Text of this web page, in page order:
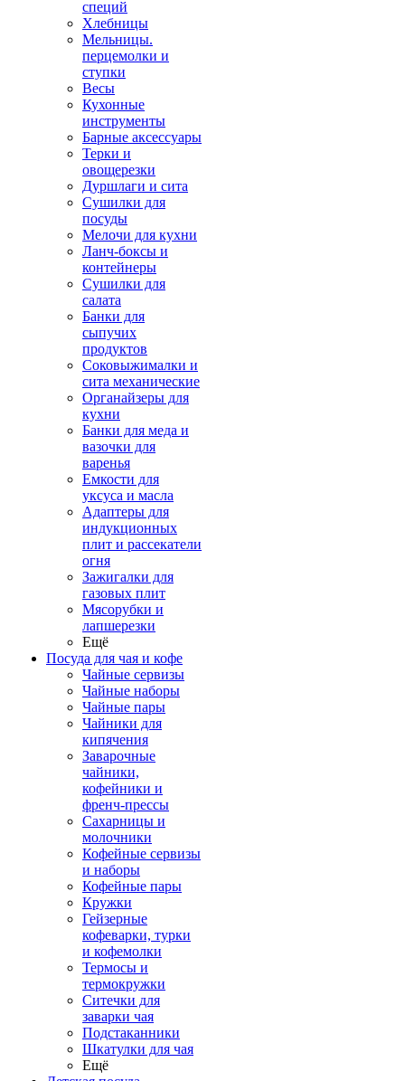
специй
Хлебницы
Мельницы.
перцемолки и
ступки
Весы
Кухонные
инструменты
Барные аксессуары
Терки и
овощерезки
Дуршлаги и сита
Сушилки для
посуды
Мелочи для кухни
Ланч-боксы и
контейнеры
Сушилки для
салата
Банки для
сыпучих
продуктов
Соковыжималки и
сита механические
Органайзеры для
кухни
Банки для меда и
вазочки для
варенья
Емкости для
уксуса и масла
Адаптеры для
индукционных
плит и рассекатели
огня
Зажигалки для
газовых плит
Мясорубки и
лапшерезки
Ещё
Посуда для чая и кофе
Чайные сервизы
Чайные наборы
Чайные пары
Чайники для
кипячения
Заварочные
чайники,
кофейники и
френч-прессы
Сахарницы и
молочники
Кофейные сервизы
и наборы
Кофейные пары
Кружки
Гейзерные
кофеварки, турки
и кофемолки
Термосы и
термокружки
Ситечки для
заварки чая
Подстаканники
Шкатулки для чая
Ещё